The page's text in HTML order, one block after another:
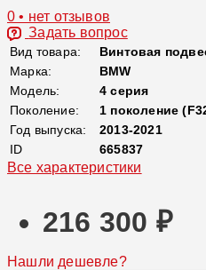
0 • нет отзывов
Задать вопрос
Вид товара:
Винтовая
Марка:
BMW
Модель:
4 серия
Поколение:
1 поколение
Год выпуска:
2013-2021
ID
665837
Все характеристики
216 300 ₽
Нашли дешевле?